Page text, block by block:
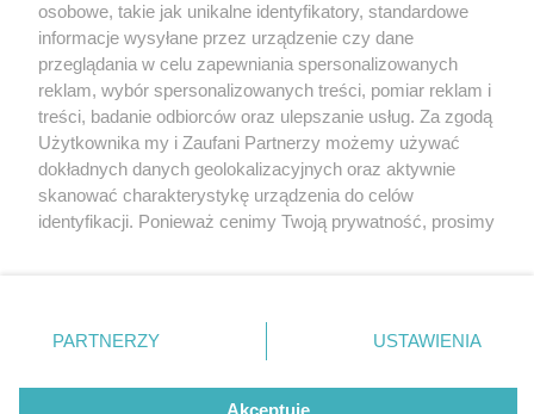
5 / 0
Nie zapomnij
zapoznać się z:
polityką prywatności regulamin korzystania z portali
Twojemiasto
Piekary Śląskie
Chorzów
Tarnowskie Góry
Gliwice
Skontakuj sięz nami
Kontakt
Wydawca
Redakcja
osobowe, takie jak unikalne identyfikatory, standardowe
informacje wysyłane przez urządzenie czy dane
przeglądania w celu zapewniania spersonalizowanych
reklam, wybór spersonalizowanych treści, pomiar reklam i
treści, badanie odbiorców oraz ulepszanie usług. Za zgodą
Użytkownika my i Zaufani Partnerzy możemy używać
dokładnych danych geolokalizacyjnych oraz aktywnie
skanować charakterystykę urządzenia do celów
identyfikacji. Ponieważ cenimy Twoją prywatność, prosimy
prywatności znajdujący się w lewym dolnym rogu strony
. Niektóre rodzaje przetwarzania danych nie wymagają
zgody użytkownika, ale masz prawo sprzeciwić się
takiemu przetwarzaniu. Preferencje będą miały
PARTNERZY USTAWIENIA
Akceptuję